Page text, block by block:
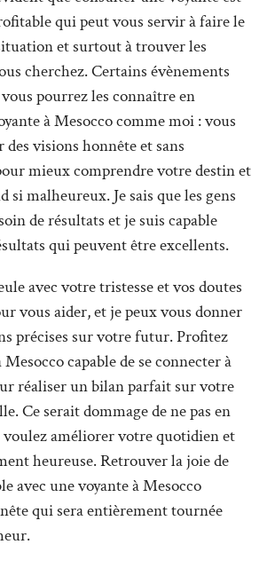
qui peut vous servir à faire le
et surtout à trouver les
cherchez. Certains évènements
pourrez les connaître en
à Mesocco comme moi : vous
visions honnête et sans
mieux comprendre votre destin et
si malheureux. Je sais que les gens
de résultats et je suis capable
qui peuvent être excellents.
avec votre tristesse et vos doutes
vous aider, et je peux vous donner
précises sur votre futur. Profitez
Mesocco capable de se connecter à
réaliser un bilan parfait sur votre
Ce serait dommage de ne pas en
améliorer votre quotidien et
heureuse. Retrouver la joie de
avec une voyante à Mesocco
qui sera entièrement tournée